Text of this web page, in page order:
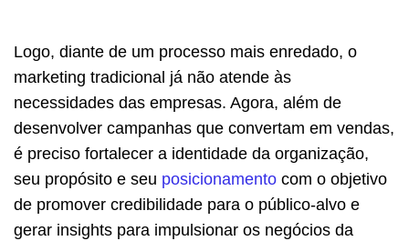
Logo, diante de um processo mais enredado, o
marketing tradicional já não atende às
necessidades das empresas. Agora, além de
desenvolver campanhas que convertam em vendas,
é preciso fortalecer a identidade da organização,
seu propósito e seu posicionamento com o objetivo
de promover credibilidade para o público-alvo e
gerar insights para impulsionar os negócios da